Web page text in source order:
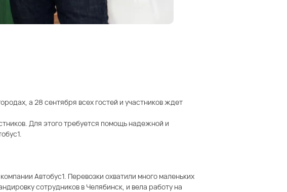
а 28 сентября всех гостей и участников ждет
Для этого требуется помощь надежной и
Автобус1. Перевозки охватили много маленьких
сотрудников в Челябинск, и вела работу на